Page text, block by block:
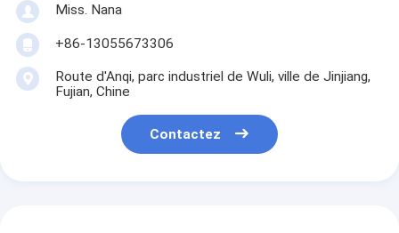
Miss. Nana
+86-13055673306
Route d'Anqi, parc industriel de Wuli, ville de Jinjiang,
Fujian, Chine
Contactez